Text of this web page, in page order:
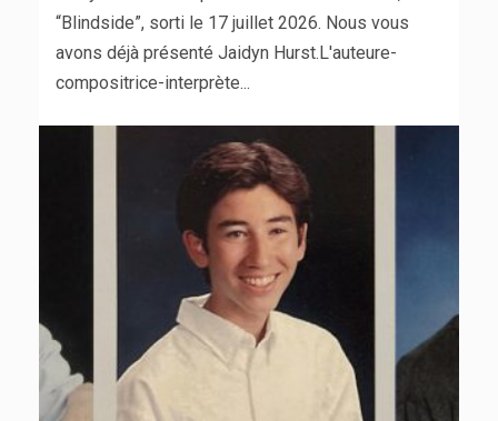
“Blindside”, sorti le 17 juillet 2026. Nous vous
avons déjà présenté Jaidyn Hurst.L'auteure-
compositrice-interprète...